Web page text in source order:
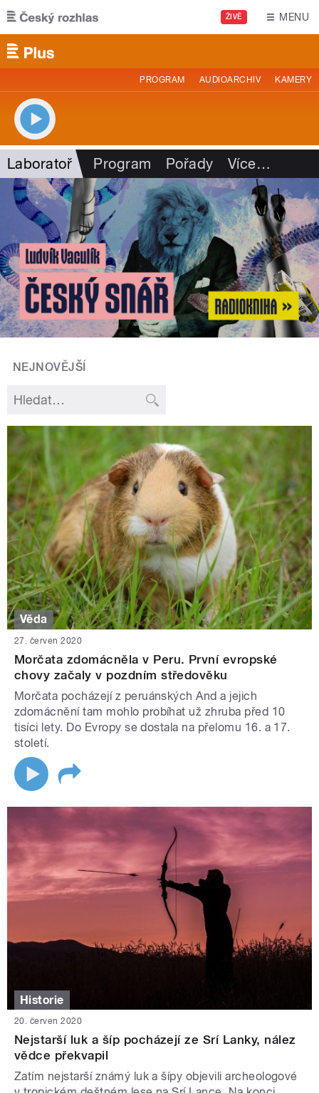
Přejít k hlavnímu obsahu
ŽIVĚ MENU
PROGRAM AUDIOARCHIV KAMERY
Laboratoř Program Pořady Více…
NEJNOVĚJŠÍ
Věda
27. červen 2020
Morčata zdomácněla v Peru. První evropské
chovy začaly v pozdním středověku
Morčata pocházejí z peruánských And a jejich
zdomácnění tam mohlo probíhat už zhruba před 10
tisíci lety. Do Evropy se dostala na přelomu 16. a 17.
století.
Historie
20. červen 2020
Nejstarší luk a šíp pocházejí ze Srí Lanky, nález
vědce překvapil
Zatím nejstarší známý luk a šípy objevili archeologové